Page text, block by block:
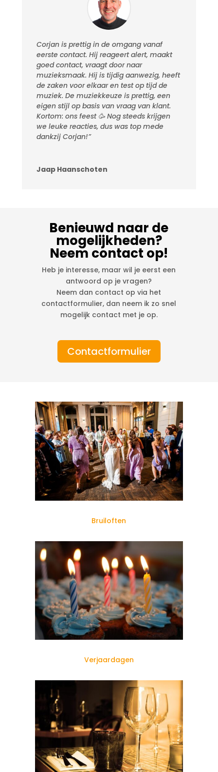
Corjan is prettig in de omgang vanaf
eerste contact. Hij reageert alert, maakt
goed contact, vraagt door naar
muzieksmaak. Hij is tijdig aanwezig, heeft
de zaken voor elkaar en test op tijd de
muziek. De muziekkeuze is prettig, een
eigen stijl op basis van vraag van klant.
Kortom: ons feest 🥳 Nog steeds krijgen
we leuke reacties, dus was top mede
dankzij Corjan!”
Jaap Haanschoten
Benieuwd naar de
mogelijkheden?
Neem contact op!
Heb je interesse, maar wil je eerst een
antwoord op je vragen?
Neem dan contact op via het
contactformulier, dan neem ik zo snel
mogelijk contact met je op.
Contactformulier
Bruiloften
Verjaardagen